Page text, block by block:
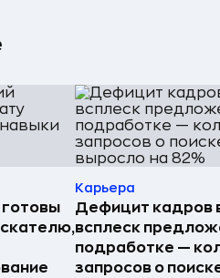
готовы
Карьера
Дефицит кадров
всплеск
подработке —
запросов о